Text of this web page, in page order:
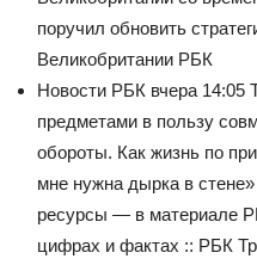
поручил обновить
Великобритании РБК
Новости РБК вчера 14:05
предметами в пользу
обороты. Как жизнь по
мне нужна дырка в
ресурсы — в материале
цифрах и фактах :: РБК